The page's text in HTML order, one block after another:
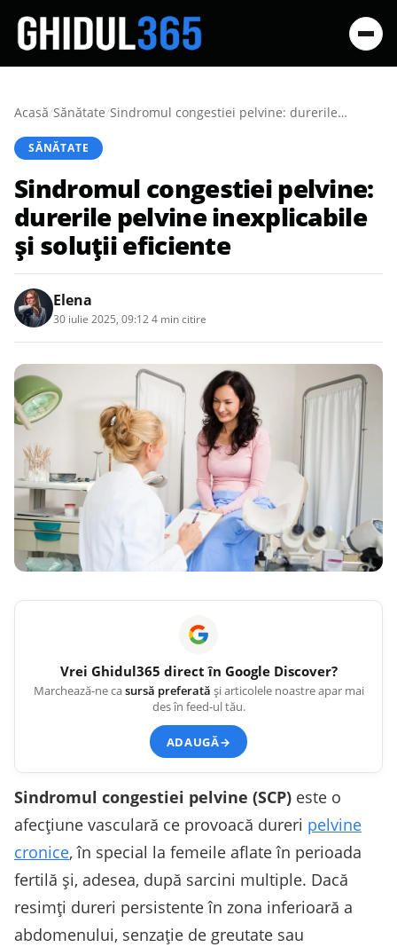
Acasă/Sănătate/ Sindromul congestiei pelvine: durerile pelvine inexplicabile și soluții eficiente
SĂNĂTATE
Sindromul congestiei pelvine:
durerile pelvine inexplicabile
și soluții eficiente
Elena
30 iulie 2025, 09:124 min citire
Vrei Ghidul365 direct în Google Discover?
Marchează-ne casursă preferată și articolele noastre apar mai
des în feed-ul tău.
ADAUGĂ→
Sindromul congestiei pelvine (SCP) este o
afecţiune vasculară ce provoacă dureri pelvine
cronice, în special la femeile aflate în perioada
fertilă și, adesea, după sarcini multiple. Dacă
resimţi dureri persistente în zona inferioară a
abdomenului, senzaţie de greutate sau